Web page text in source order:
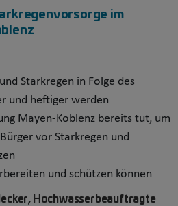
im
Starkregen in Folge des
und heftiger werden
Mayen-Koblenz bereits tut, um
vor Starkregen und
und schützen können
Hochwasserbeauftragte